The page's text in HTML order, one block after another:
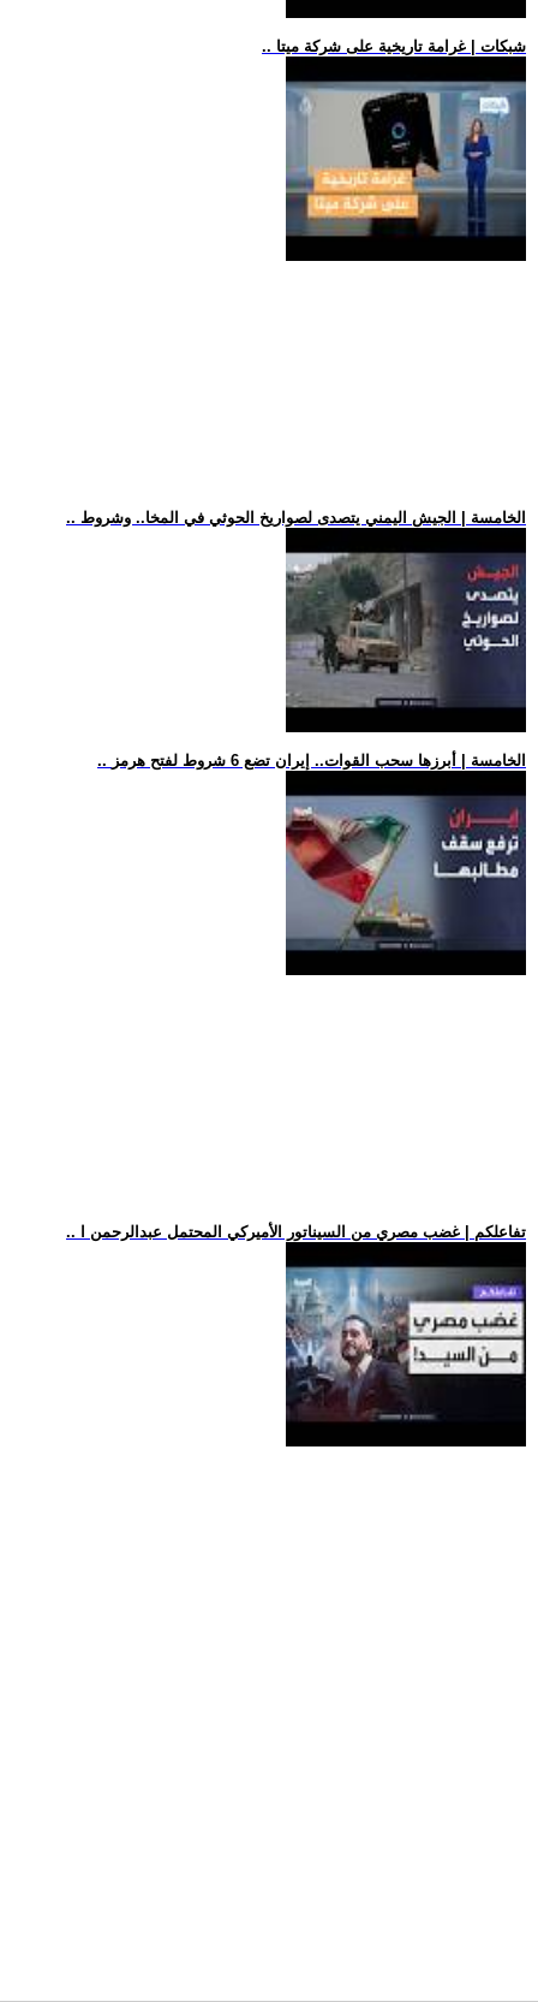
.. شبكات | غرامة تاريخية على شركة ميتا
.. الخامسة | الجيش اليمني يتصدى لصواريخ الحوثي في المخا.. وشروط
.. الخامسة | أبرزها سحب القوات.. إيران تضع 6 شروط لفتح هرمز
.. تفاعلكم | غضب مصري من السيناتور الأميركي المحتمل عبدالرحمن ا